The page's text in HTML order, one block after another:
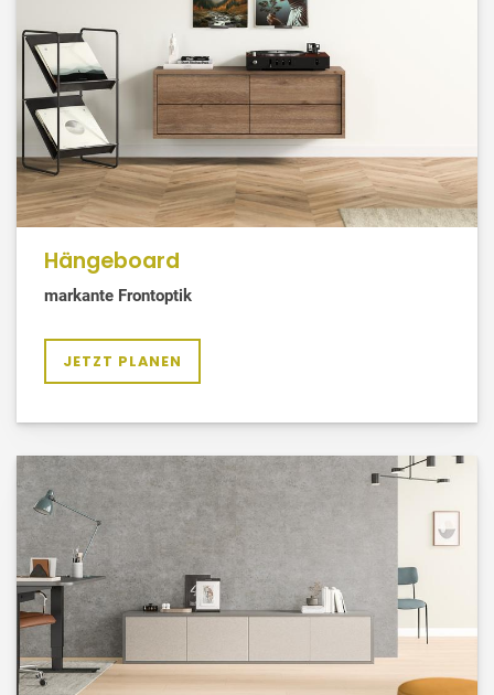
Hängeboard
markante Frontoptik
JETZT PLANEN